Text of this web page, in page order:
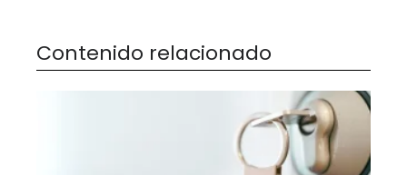
Contenido relacionado